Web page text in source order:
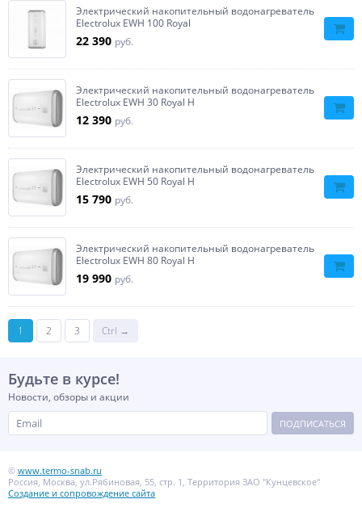
Электрический накопительный водонагреватель
Electrolux EWH 100 Royal
22 390 руб.
Электрический накопительный водонагреватель
Electrolux EWH 30 Royal H
12 390 руб.
Электрический накопительный водонагреватель
Electrolux EWH 50 Royal Н
15 790 руб.
Электрический накопительный водонагреватель
Electrolux EWH 80 Royal Н
19 990 руб.
1 2 3 Ctrl →
Будьте в курсе!
Новости, обзоры и акции
ПОДПИСАТЬСЯ
© www.termo-snab.ru
Россия, Москва, ул.Рябиновая, 55, стр. 1, Территория ЗАО "Кунцевское"
Создание и сопровождение сайта